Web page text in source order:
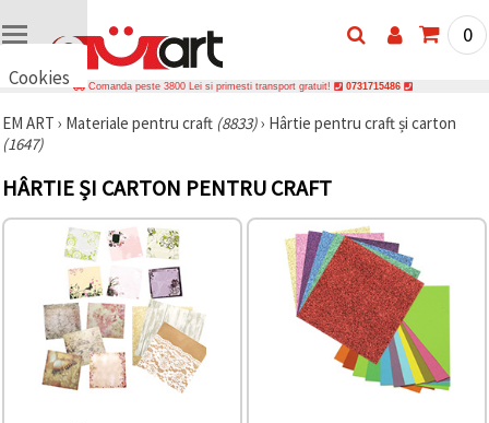
Cookies
vrem să vă
oferim
cookie -uri.
Cu toate
sunt diferite
de cele pe
cunoașteți,
siguri că
veți avea
cea mai
experiență
0
Comanda peste 3800 Lei si primesti transport gratuit! 0731715486
EM ART › Materiale pentru craft (8833)› Hârtie pentru craft și carton
(1647)
HÂRTIE ȘI CARTON PENTRU CRAFT